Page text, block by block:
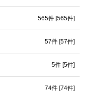
565件 [565件]
57件 [57件]
5件 [5件]
74件 [74件]